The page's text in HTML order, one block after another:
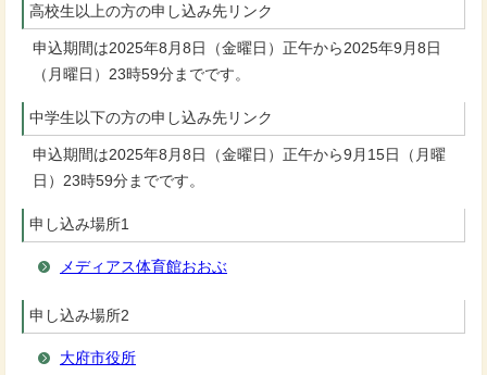
高校生以上の方の申し込み先リンク
申込期間は2025年8月8日（金曜日）正午から2025年9月8日
（月曜日）23時59分までです。
中学生以下の方の申し込み先リンク
申込期間は2025年8月8日（金曜日）正午から9月15日（月曜
日）23時59分までです。
申し込み場所1
メディアス体育館おおぶ
申し込み場所2
大府市役所